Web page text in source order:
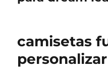
camisetas
personalizar